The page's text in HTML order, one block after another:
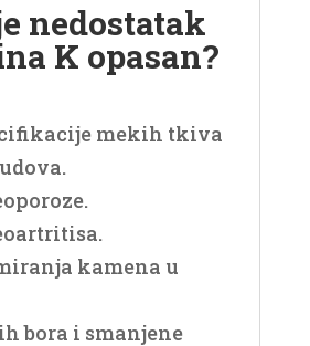
nedostatak
K opasan?
mekih tkiva
kamena u
bora i smanjene